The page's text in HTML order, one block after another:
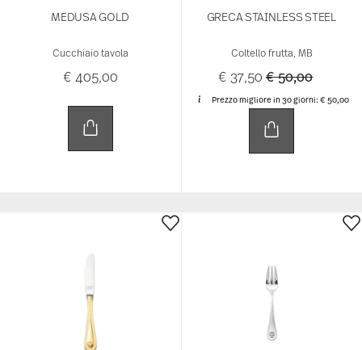
MEDUSA GOLD
Cucchiaio tavola
€ 405,00
GRECA STAINLESS STEEL
Coltello frutta, MB
€ 37,50Price reduced
€ 50,00to
Prezzo migliore in 30 giorni:€ 50,00